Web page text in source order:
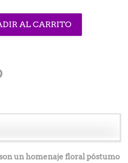
AL CARRITO
un homenaje floral póstumo